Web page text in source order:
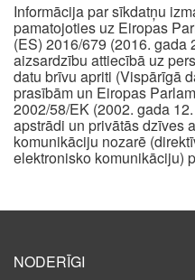
Informācija par sīkdatņu
pamatojoties uz Eiropas
(ES) 2016/679 (2016. gada
aizsardzību attiecībā uz
datu brīvu apriti (Vispārīgā
prasībām un Eiropas
2002/58/EK (2002. gada
apstrādi un privātās dzīves
komunikāciju nozarē
elektronisko komunikāciju)
NODERĪGI